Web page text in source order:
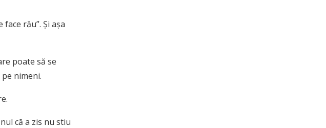
rău”. Şi aşa
poate să se
nimeni.
că a zis nu stiu